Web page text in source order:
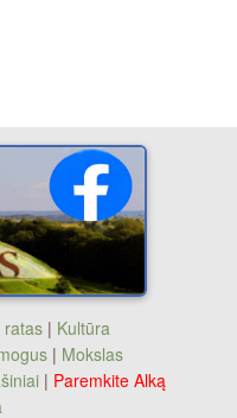
ratas| Kultūra
| Mokslas
| Paremkite Alką